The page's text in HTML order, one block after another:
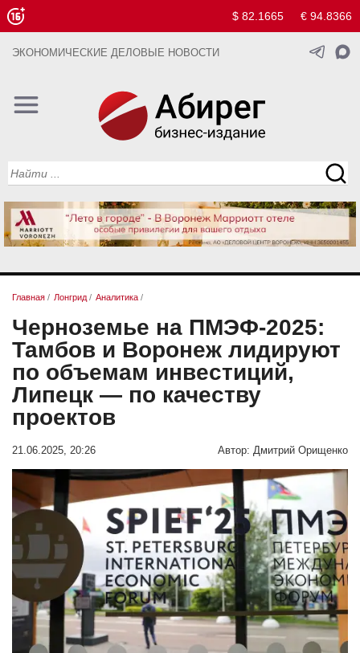
$ 82.1665 € 94.8366
ЭКОНОМИЧЕСКИЕ ДЕЛОВЫЕ НОВОСТИ
Главная / Лонгрид / Аналитика /
Черноземье на ПМЭФ-2025:
Тамбов и Воронеж лидируют
по объемам инвестиций,
Липецк — по качеству
проектов
21.06.2025, 20:26 Автор: Дмитрий Орищенко